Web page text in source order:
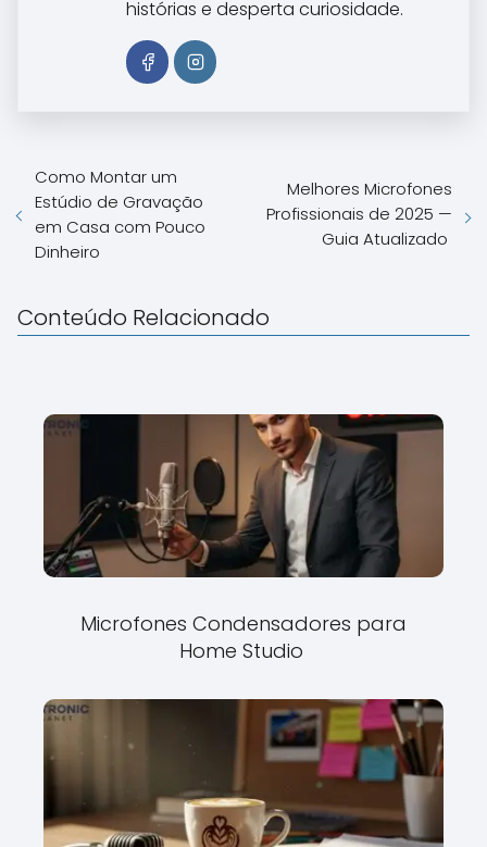
histórias e desperta curiosidade.
Como Montar um
Estúdio de Gravação
em Casa com Pouco
Dinheiro
Melhores Microfones
Profissionais de 2025 —
Guia Atualizado
Conteúdo Relacionado
Microfones Condensadores para
Home Studio